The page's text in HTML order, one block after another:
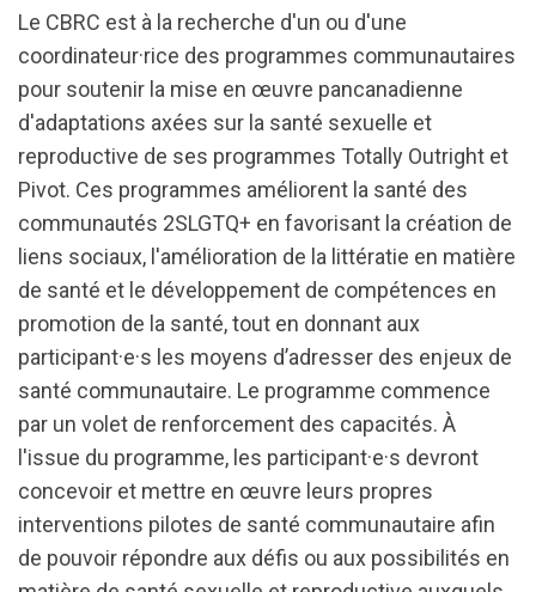
Le CBRC est à la recherche d'un ou d'une
coordinateur·rice des programmes communautaires
pour soutenir la mise en œuvre pancanadienne
d'adaptations axées sur la santé sexuelle et
reproductive de ses programmes Totally Outright et
Pivot. Ces programmes améliorent la santé des
communautés 2SLGTQ+ en favorisant la création de
liens sociaux, l'amélioration de la littératie en matière
de santé et le développement de compétences en
promotion de la santé, tout en donnant aux
participant·e·s les moyens d’adresser des enjeux de
santé communautaire. Le programme commence
par un volet de renforcement des capacités. À
l'issue du programme, les participant·e·s devront
concevoir et mettre en œuvre leurs propres
interventions pilotes de santé communautaire afin
de pouvoir répondre aux défis ou aux possibilités en